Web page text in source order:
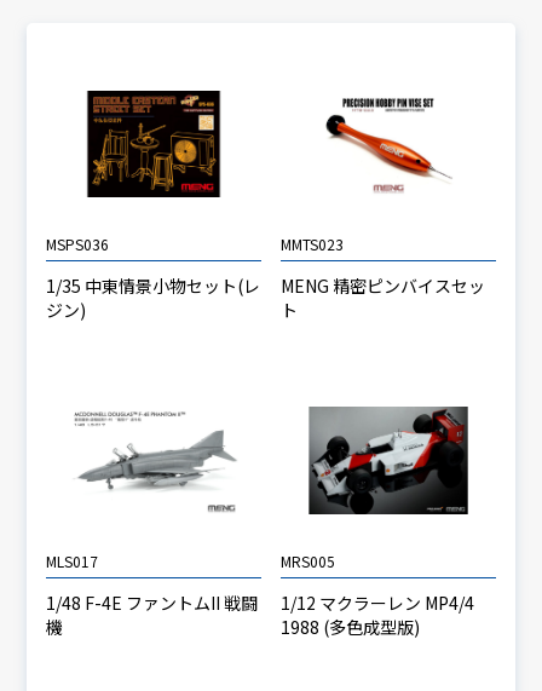
MSPS036
1/35 中東情景小物セット(レ
ジン)
MMTS023
MENG 精密ピンバイスセッ
ト
MLS017
1/48 F-4E ファントムII 戦闘
機
MRS005
1/12 マクラーレン MP4/4
1988 (多色成型版)